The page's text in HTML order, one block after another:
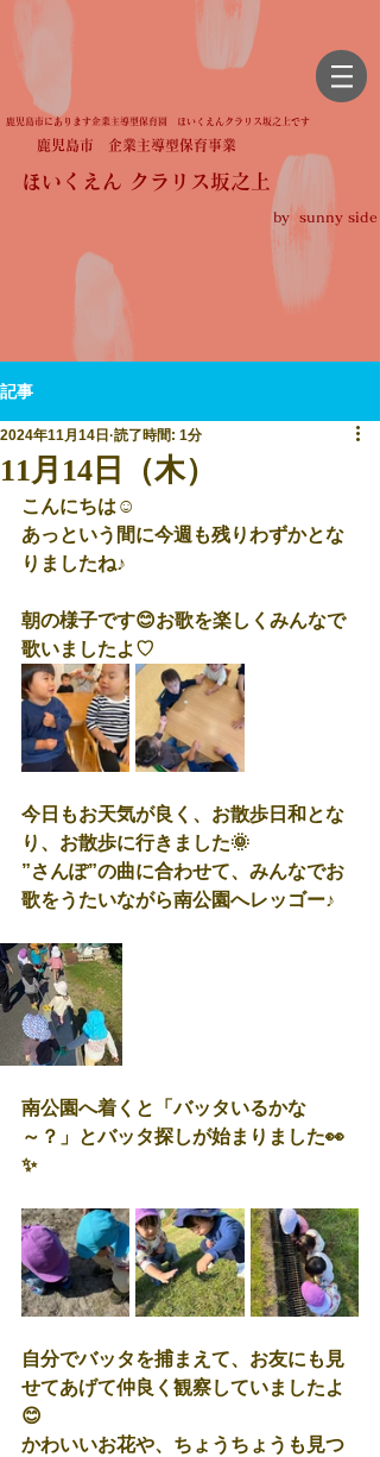
鹿児島市にあります企業主導型保育園 ほいくえんクラリス坂之上です
鹿児島市 企業主導型保育事業
ほいくえん クラリス坂之上
by sunny side
記事
11月14日（木）
2024年11月14日 読了時間: 1分
こんにちは☺
あっという間に今週も残りわずかとな
りましたね♪
朝の様子です😊お歌を楽しくみんなで
歌いましたよ♡
今日もお天気が良く、お散歩日和とな
り、お散歩に行きました🌞
”さんぽ”の曲に合わせて、みんなでお
歌をうたいながら南公園へレッゴー♪
南公園へ着くと「バッタいるかな
～？」とバッタ探しが始まりました👀
✨
自分でバッタを捕まえて、お友にも見
せてあげて仲良く観察していましたよ
😊
かわいいお花や、ちょうちょうも見つ